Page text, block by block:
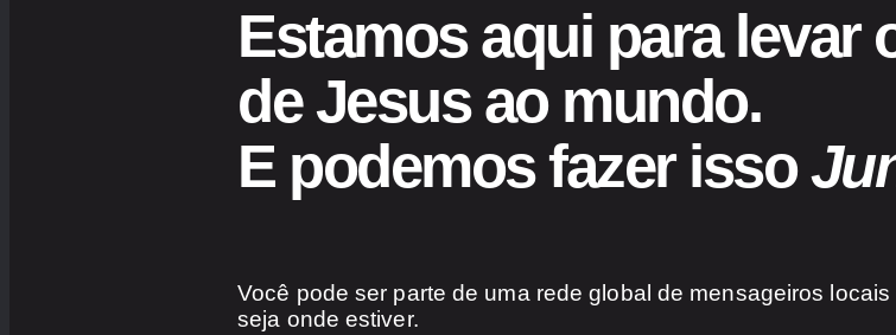
Estamos aqui para levar
de Jesus ao mundo.
E podemos fazer isso
Você pode ser parte de uma rede global de mensageiros
seja onde estiver.